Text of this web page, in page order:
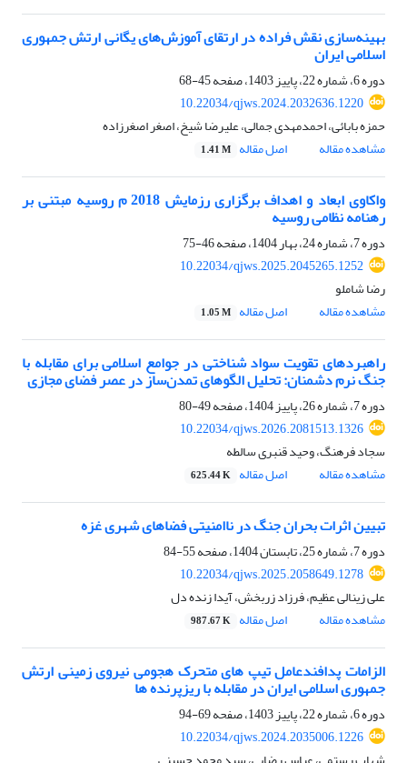
بهینه‌سازی نقش فراده در ارتقای آموزش‌های یگانی ارتش جمهوری
اسلامی ایران
دوره 6، شماره 22، پاییز 1403، صفحه
45-68
10.22034/qjws.2024.2032636.1220
حمزه بابائی، احمدمهدی جمالی، علیرضا شیخ، اصغر اصغرزاده
مشاهده مقاله
اصل مقاله 1.41 M
واکاوی ابعاد و اهداف برگزاری رزمایش 2018 م روسیه مبتنی بر
رهنامه نظامی روسیه
دوره 7، شماره 24، بهار 1404، صفحه
46-75
10.22034/qjws.2025.2045265.1252
رضا شاملو
مشاهده مقاله
اصل مقاله 1.05 M
راهبردهای تقویت سواد شناختی در جوامع اسلامی برای مقابله با
جنگ نرم دشمنان: تحلیل الگوهای تمدن‌ساز در عصر فضای مجازی
دوره 7، شماره 26، پاییز 1404، صفحه
49-80
10.22034/qjws.2026.2081513.1326
سجاد فرهنگ، وحید قنبری سالطه
مشاهده مقاله
اصل مقاله 625.44 K
تبیین اثرات بحران جنگ در ناامنیتی فضاهای شهری غزه
دوره 7، شماره 25، تابستان 1404، صفحه
55-84
10.22034/qjws.2025.2058649.1278
علی زینالی عظیم، فرزاد زربخش، آیدا زنده دل
مشاهده مقاله
اصل مقاله 987.67 K
الزامات پدافندعامل تیپ های متحرک هجومی نیروی زمینی ارتش
جمهوری اسلامی ایران در مقابله با ریزپرنده ها
دوره 6، شماره 22، پاییز 1403، صفحه
69-94
10.22034/qjws.2024.2035006.1226